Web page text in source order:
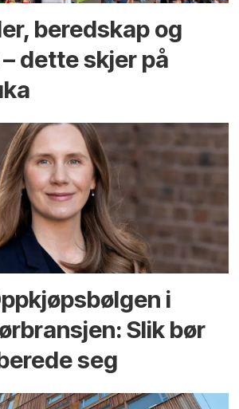
beredskap og
dette skjer på
i
Slik bør
seg